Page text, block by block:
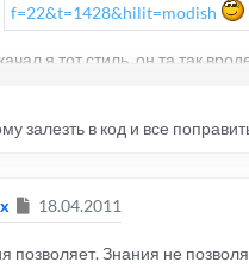
f=22&t=1428&hilit=modish
я тот стиль, он та так
залезть в код и все
Сообщение
18.04.2011
позволяет. Знания не